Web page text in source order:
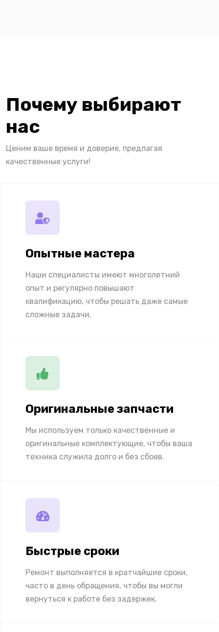
Почему выбирают
нас
Ценим ваше время и доверие, предлагая
качественные услуги!
Опытные мастера
Наши специалисты имеют многолетний
опыт и регулярно повышают
квалификацию, чтобы решать даже самые
сложные задачи.
Оригинальные запчасти
Мы используем только качественные и
оригинальные комплектующие, чтобы ваша
техника служила долго и без сбоев.
Быстрые сроки
Ремонт выполняется в кратчайшие сроки,
часто в день обращения, чтобы вы могли
вернуться к работе без задержек.